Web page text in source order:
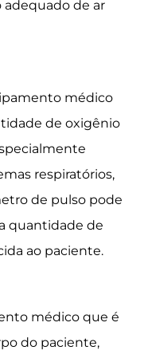
de ar
médico
de oxigênio
respiratórios,
de pulso pode
quantidade de
ao paciente.
médico que é
do paciente,